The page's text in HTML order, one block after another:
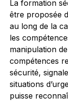
La formation
être proposée
au long de la
les
manipulation
compétences
sécurité,
situations
puisse